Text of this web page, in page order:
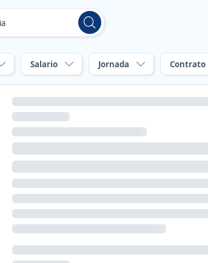
Salario Jornada Contrato